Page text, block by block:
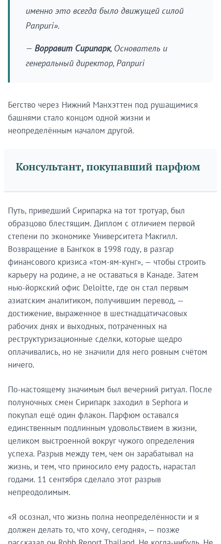
именно это всегда было движущей силой
Panpuri».
— Ворравит Сирипарк, Основатель и
генеральный директор, Panpuri
Бегство через Нижний Манхэттен под рушащимися
башнями стало концом одной жизни и
неопределённым началом другой.
Консультант, покупавший парфюм
Путь, приведший Сирипарка на тот тротуар, был
образцово блестящим. Диплом с отличием первой
степени по экономике Университета Макгилл.
Возвращение в Бангкок в 1998 году, в разгар
финансового кризиса «том-ям-кунг», — чтобы строить
карьеру на родине, а не оставаться в Канаде. Затем
нью-йоркский офис Deloitte, где он стал первым
азиатским аналитиком, получившим перевод, —
достижение, выраженное в шестнадцатичасовых
рабочих днях и выходных, потраченных на
реструктуризационные сделки, которые щедро
оплачивались, но не значили для него ровным счётом
ничего.
По-настоящему значимым был вечерний ритуал. После
полуночных смен Сирипарк заходил в Sephora и
покупал ещё один флакон. Парфюм оставался
единственным подлинным удовольствием в жизни,
целиком выстроенной вокруг чужого определения
успеха. Разрыв между тем, чем он зарабатывал на
жизнь, и тем, что приносило ему радость, нарастал
годами. 11 сентября сделало этот разрыв
непреодолимым.
«Я осознал, что жизнь полна неопределённости и я
должен делать то, что хочу, сегодня», — позже